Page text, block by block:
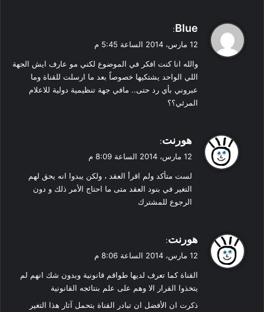
ي
ل
Blue
:
12 مارس، 2014 الساعة 5:45 م
والله انا كنت افكر في الموضوع لكني مو عارف ايش الجهة
اللي الواحد يشتكيها خصوصاً بعد ما ارسلت للقناة وما
عبروني بأي رد حتى.. مافي جهة تنظيمية دولية للاعلام
المرئي؟؟
ل
هورنت:
12 مارس، 2014 الساعة 8:09 م
لست متأكد ولم اقرأ العقد ، ولكن يبدوا انه يحق لهم
التغير في بنود العقد متى ما احتاج الأمر ذلك و دون
الرجوع للمشترك
ل
هورنت:
12 مارس، 2014 الساعة 8:06 م
القناة كما تعرف لديها طواقم قانونية وبدون شك انهم لم
يتخذوا القرار الا وهم على علم بنتائجه القانونية
ذكرت ان الأفضل ان تبادر القناة بتحمل آثار هذا التغير